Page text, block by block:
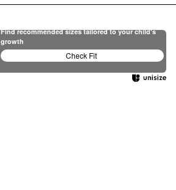
Find recommended sizes tailored to your child's
growth
Check Fit